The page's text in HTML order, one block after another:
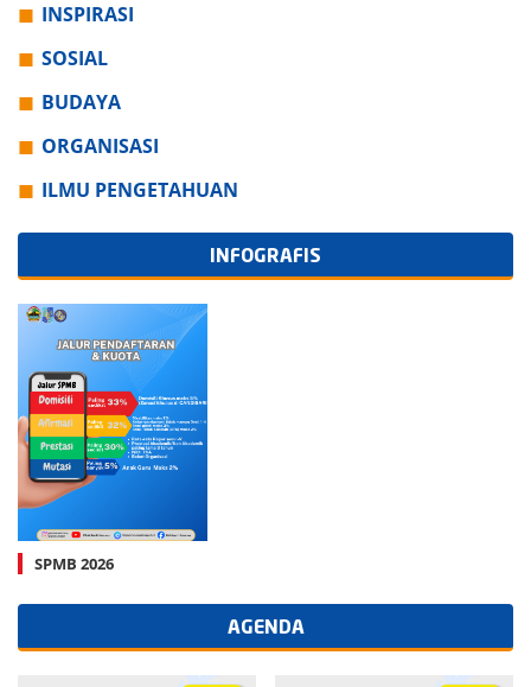
INSPIRASI
SOSIAL
BUDAYA
ORGANISASI
ILMU PENGETAHUAN
INFOGRAFIS
SPMB 2026
AGENDA